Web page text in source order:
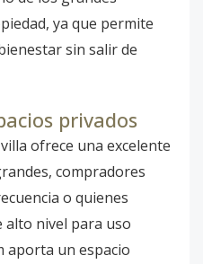
ya que permite
sin salir de
privados
ofrece una excelente
compradores
o quienes
alto nivel para uso
aporta un espacio